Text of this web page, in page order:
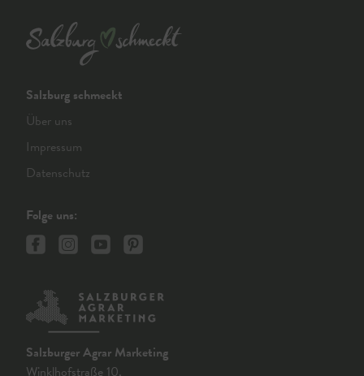
Salzburg schmeckt
Über uns
Impressum
Datenschutz
Folge uns:
Salzburger Agrar Marketing